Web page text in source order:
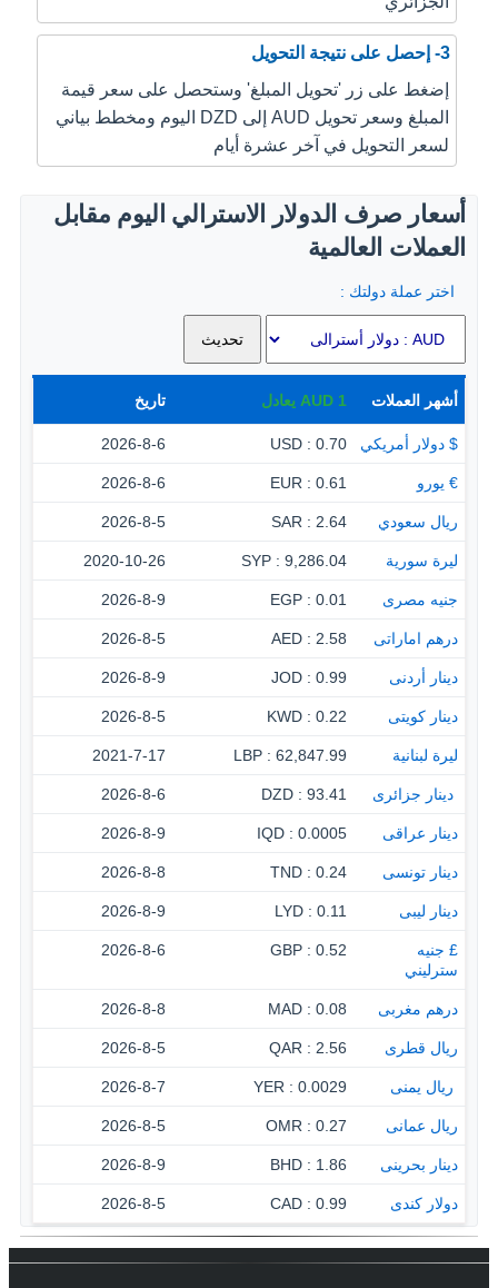
3- إحصل على نتيجة التحويل
إضغط على زر 'تحويل المبلغ' وستحصل على سعر قيمة
المبلغ وسعر تحويل AUD إلى DZD اليوم ومخطط بياني
لسعر التحويل في آخر عشرة أيام
أسعار صرف الدولار الاسترالي اليوم مقابل
العملات العالمية
اختر عملة دولتك :
أشهر العملات 1
AUD يعادل تاريخ
$ دولار أمريكي 0.70 : USD
2026-8-6
€ يورو 0.61 : EUR
2026-8-6
ريال سعودي 2.64 : SAR
2026-8-5
ليرة سورية 9,286.04 : SYP
2020-10-26
جنيه مصرى 0.01 : EGP
2026-8-9
درهم اماراتى 2.58 : AED
2026-8-5
دينار أردنى 0.99 : JOD
2026-8-9
دينار كويتى 0.22 : KWD
2026-8-5
ليرة لبنانية 62,847.99 : LBP
2021-7-17
‏ دينار جزائرى 93.41 : DZD
2026-8-6
دينار عراقى 0.0005 : IQD
2026-8-9
دينار تونسى 0.24 : TND
2026-8-8
دينار ليبى 0.11 : LYD
2026-8-9
£ جنيه
سترليني
0.52 : GBP
2026-8-6
درهم مغربى 0.08 : MAD
2026-8-8
ريال قطرى 2.56 : QAR
2026-8-5
‏ ريال يمنى 0.0029 : YER
2026-8-7
ريال عمانى 0.27 : OMR
2026-8-5
دينار بحرينى 1.86 : BHD
2026-8-9
دولار كندى 0.99 : CAD
2026-8-5